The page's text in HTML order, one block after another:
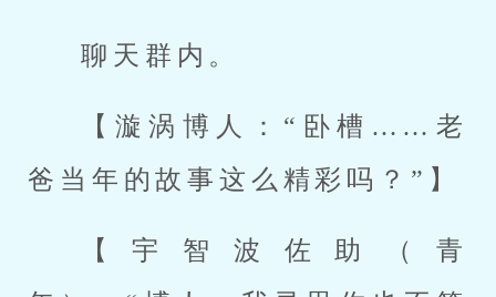
聊天群内。
【漩涡博人：“卧槽……老
爸当年的故事这么精彩吗？”】
【宇智波佐助（青